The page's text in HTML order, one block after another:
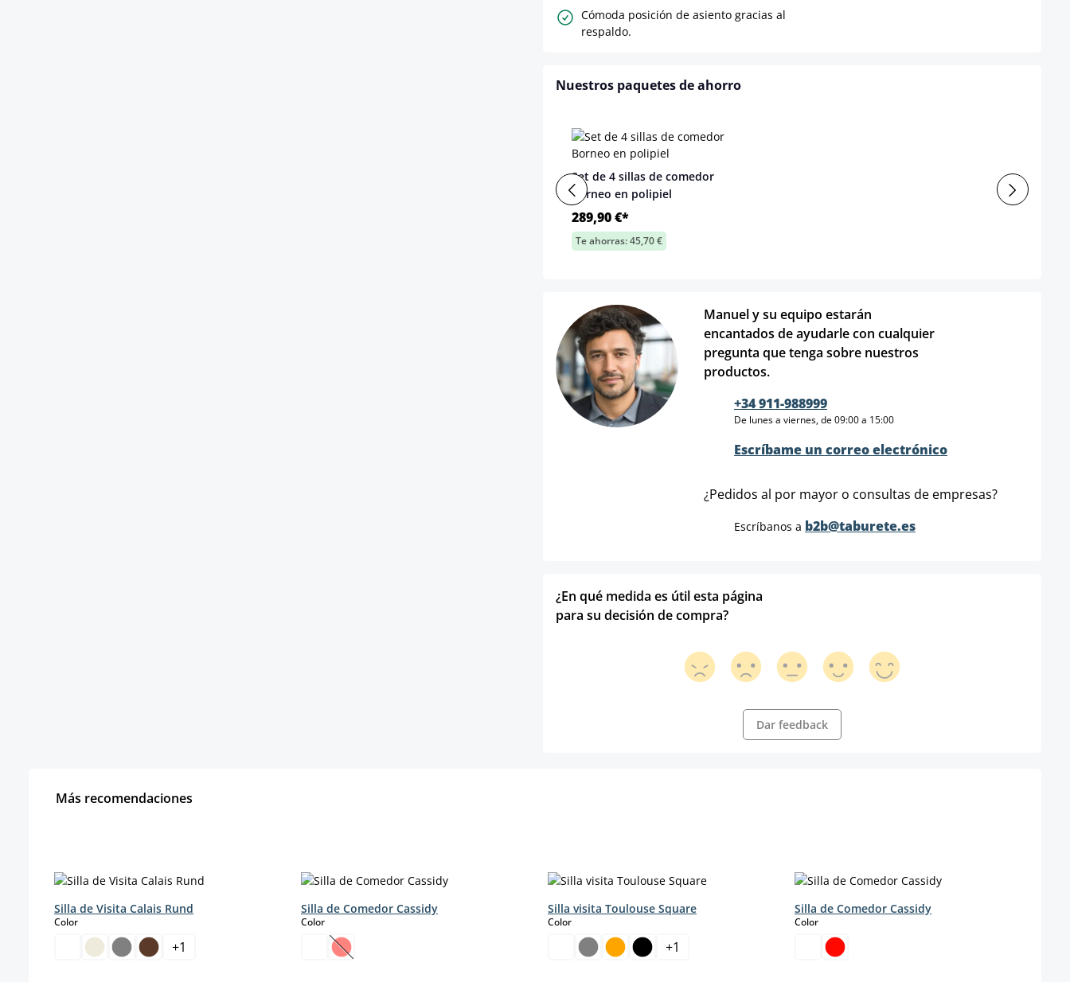
Cómoda posición de asiento gracias al
respaldo.
Nuestros paquetes de ahorro
Set de 4 sillas de comedor
Borneo en polipiel
289,90 €*
Te ahorras: 45,70 €
Manuel y su equipo estarán
encantados de ayudarle con cualquier
pregunta que tenga sobre nuestros
productos.
+34 911-988999
De lunes a viernes, de 09:00 a 15:00
Escríbame un correo electrónico
¿Pedidos al por mayor o consultas de empresas?
Escríbanos a b2b@taburete.es
¿En qué medida es útil esta página
para su decisión de compra?
Dar feedback
Más recomendaciones
Silla de Visita Calais Rund
Colorselect
+1
Silla de Comedor Cassidy
Colorselect
(Esta opción no está disponible en este momento.)
Silla visita Toulouse Square
Colorselect
+1
Silla de Comedor Cassidy
Colorselect